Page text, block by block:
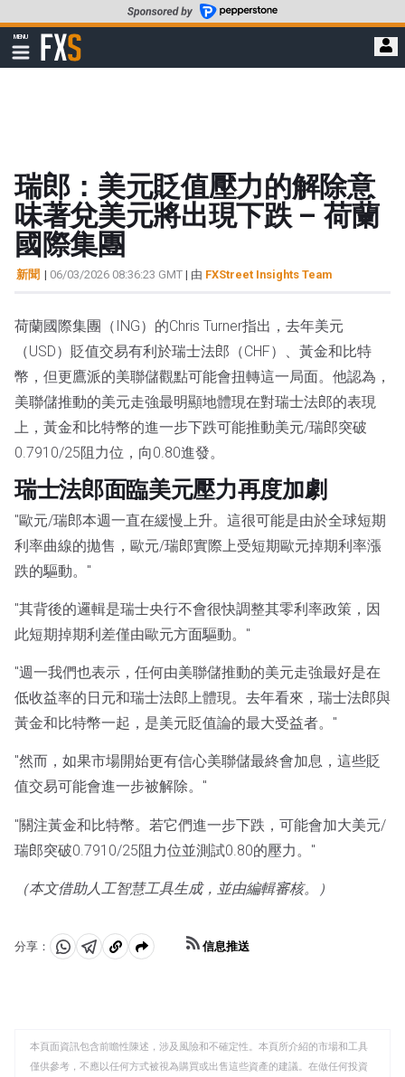
至
要
MENU
顯
示
FXStreet
瑞郎：美元貶值壓力的解除意
味著兌美元將出現下跌 – 荷蘭
國際集團
新聞 | 06/03/2026 08:36:23 GMT | 由 FXStreet Insights Team
荷蘭國際集團（ING）的Chris Turner指出，去年美元
（USD）貶值交易有利於瑞士法郎（CHF）、黃金和比特
幣，但更鷹派的美聯儲觀點可能會扭轉這一局面。他認為，
美聯儲推動的美元走強最明顯地體現在對瑞士法郎的表現
上，黃金和比特幣的進一步下跌可能推動美元/瑞郎突破
0.7910/25阻力位，向0.80進發。
瑞士法郎面臨美元壓力再度加劇
"歐元/瑞郎本週一直在緩慢上升。這很可能是由於全球短期
利率曲線的拋售，歐元/瑞郎實際上受短期歐元掉期利率漲
跌的驅動。"
"其背後的邏輯是瑞士央行不會很快調整其零利率政策，因
此短期掉期利差僅由歐元方面驅動。"
"週一我們也表示，任何由美聯儲推動的美元走強最好是在
低收益率的日元和瑞士法郎上體現。去年看來，瑞士法郎與
黃金和比特幣一起，是美元貶值論的最大受益者。"
"然而，如果市場開始更有信心美聯儲最終會加息，這些貶
值交易可能會進一步被解除。"
"關注黃金和比特幣。若它們進一步下跌，可能會加大美元/
瑞郎突破0.7910/25阻力位並測試0.80的壓力。"
（本文借助人工智慧工具生成，並由編輯審核。）
分享：
分 分 複
信息推送
本頁面資訊包含前瞻性陳述，涉及風險和不確定性。本頁所介紹的市場和工具
僅供參考，不應以任何方式被視為購買或出售這些資產的建議。在做任何投資